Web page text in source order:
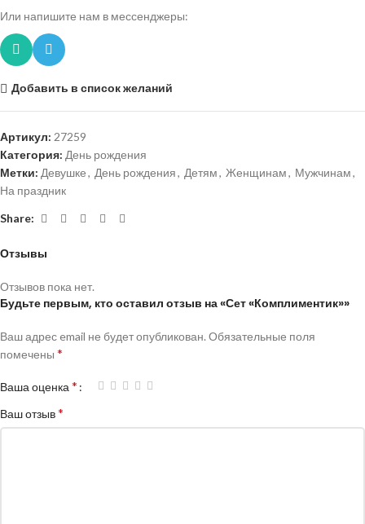
Или напишите нам в мессенджеры:
Добавить в список желаний
Артикул: 27259
Категория: День рождения
Метки: Девушке, День рождения, Детям, Женщинам, Мужчинам,
На праздник
Share:
Отзывы
Отзывов пока нет.
Будьте первым, кто оставил отзыв на «Сет «Комплиментик»»
Ваш адрес email не будет опубликован. Обязательные поля
помечены *
Ваша оценка *
Ваш отзыв*